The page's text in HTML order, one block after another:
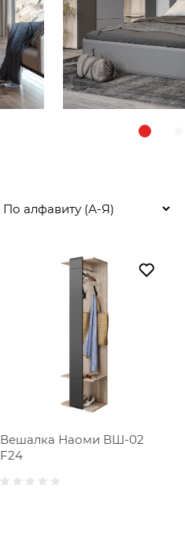
Вешалка Наоми ВШ-02
F24